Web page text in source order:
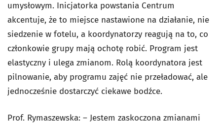
umysłowym. Inicjatorka powstania Centrum
akcentuje, że to miejsce nastawione na działanie, nie
siedzenie w fotelu, a koordynatorzy reagują na to, co
członkowie grupy mają ochotę robić. Program jest
elastyczny i ulega zmianom. Rolą koordynatora jest
pilnowanie, aby programu zajęć nie przeładować, ale
jednocześnie dostarczyć ciekawe bodźce.
Prof. Rymaszewska: – Jestem zaskoczona zmianami